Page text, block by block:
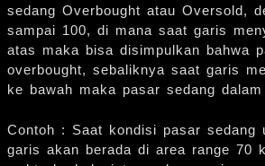
sedang Overbought atau Oversold,
sampai 100, di mana saat garis
atas maka bisa disimpulkan bahwa
overbought, sebaliknya saat garis
ke bawah maka pasar sedang
Contoh : Saat kondisi pasar sedang
garis akan berada di area range 70